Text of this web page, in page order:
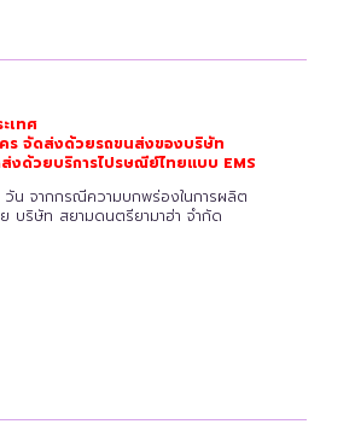
เทศ
ร จัดส่งด้วยรถขนส่งของบริษัท
งด้วยบริการไปรษณีย์ไทยแบบ EMS
วัน จากกรณีความบกพร่องในการผลิต
บริษัท สยามดนตรียามาฮ่า จำกัด